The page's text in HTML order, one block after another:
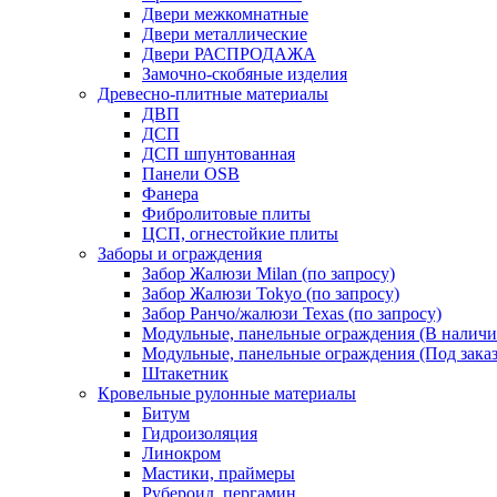
Двери межкомнатные
Двери металлические
Двери РАСПРОДАЖА
Замочно-скобяные изделия
Древесно-плитные материалы
ДВП
ДСП
ДСП шпунтованная
Панели OSB
Фанера
Фибролитовые плиты
ЦСП, огнестойкие плиты
Заборы и ограждения
Забор Жалюзи Milan (по запросу)
Забор Жалюзи Tokyo (по запросу)
Забор Ранчо/жалюзи Texas (по запросу)
Модульные, панельные ограждения (В
Модульные, панельные ограждения (Под
Штакетник
Кровельные рулонные материалы
Битум
Гидроизоляция
Линокром
Мастики, праймеры
Рубероид, пергамин